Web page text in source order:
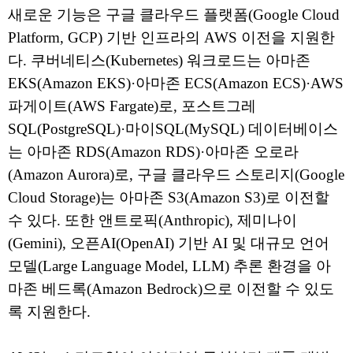
새로운 기능은 구글 클라우드 플랫폼(Google Cloud
Platform, GCP) 기반 인프라의 AWS 이전을 지원한
다. 쿠버네티스(Kubernetes) 워크로드는 아마존
EKS(Amazon EKS)·아마존 ECS(Amazon ECS)·AWS
파게이트(AWS Fargate)로, 포스트그레
SQL(PostgreSQL)·마이SQL(MySQL) 데이터베이스
는 아마존 RDS(Amazon RDS)·아마존 오로라
(Amazon Aurora)로, 구글 클라우드 스토리지(Google
Cloud Storage)는 아마존 S3(Amazon S3)로 이전할
수 있다. 또한 앤트로픽(Anthropic), 제미나이
(Gemini), 오픈AI(OpenAI) 기반 AI 및 대규모 언어
모델(Large Language Model, LLM) 추론 환경을 아
마존 베드록(Amazon Bedrock)으로 이전할 수 있도
록 지원한다.